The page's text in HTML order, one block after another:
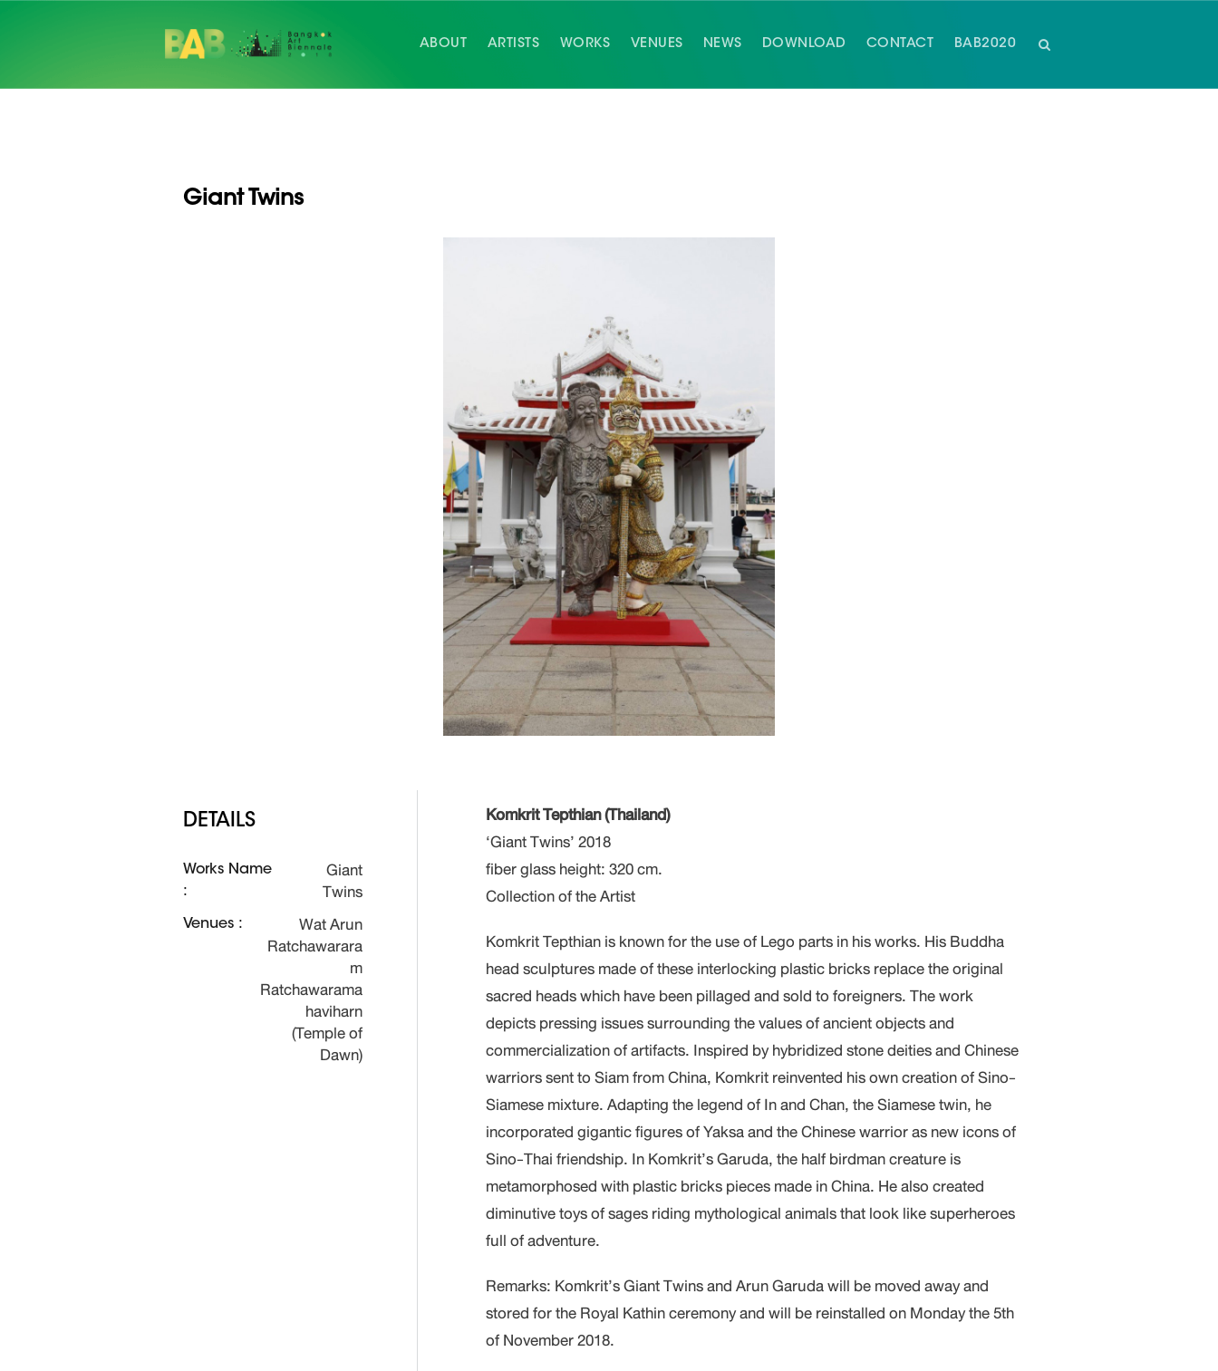
ABOUT ARTISTS WORKS VENUES NEWS DOWNLOAD CONTACT BAB2020
Giant Twins
DETAILS
Works Name
:
Giant
Twins
Venues :
Wat Arun
Ratchawarara
m
Ratchawarama
haviharn
(Temple of
Dawn)
Komkrit Tepthian (Thailand)
‘Giant Twins’ 2018
fiber glass height: 320 cm.
Collection of the Artist
Komkrit Tepthian is known for the use of Lego parts in his works. His Buddha
head sculptures made of these interlocking plastic bricks replace the original
sacred heads which have been pillaged and sold to foreigners. The work
depicts pressing issues surrounding the values of ancient objects and
commercialization of artifacts. Inspired by hybridized stone deities and Chinese
warriors sent to Siam from China, Komkrit reinvented his own creation of Sino-
Siamese mixture. Adapting the legend of In and Chan, the Siamese twin, he
incorporated gigantic figures of Yaksa and the Chinese warrior as new icons of
Sino-Thai friendship. In Komkrit’s Garuda, the half birdman creature is
metamorphosed with plastic bricks pieces made in China. He also created
diminutive toys of sages riding mythological animals that look like superheroes
full of adventure.
Remarks: Komkrit’s Giant Twins and Arun Garuda will be moved away and
stored for the Royal Kathin ceremony and will be reinstalled on Monday the 5th
of November 2018.